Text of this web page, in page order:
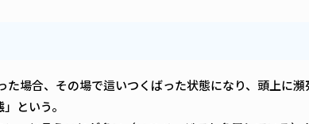
た場合、その場で這いつくばった状態になり、頭上に
」という。